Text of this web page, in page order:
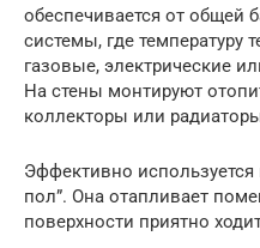
обеспечивается от общей
системы, где
газовые, электрические
На стены монтируют
коллекторы или
Эффективно используется
пол”. Она отапливает
поверхности приятно